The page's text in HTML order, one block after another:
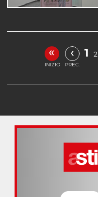
«
INIZIO
‹
PREC.
1 2